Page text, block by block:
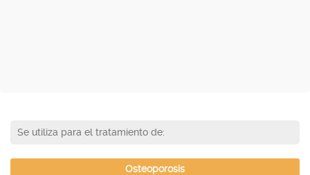
Se utiliza para el tratamiento de:
Osteoporosis